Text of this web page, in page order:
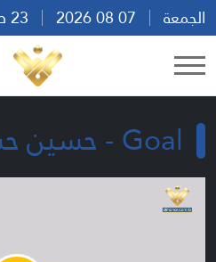
الجمعة
Goal - حسين حسون